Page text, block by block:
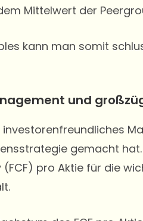
Mittelwert der
kann man somit
und
gemacht
pro Aktie für die